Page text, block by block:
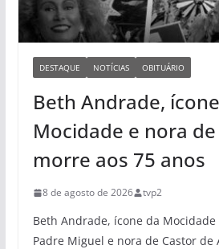
DESTAQUE NOTÍCIAS OBITUÁRIO
Beth Andrade,
Mocidade e nora
morre aos 75 anos
8 de agosto de 2026 tvp2
Beth Andrade, ícone da
Padre Miguel e nora de Castor